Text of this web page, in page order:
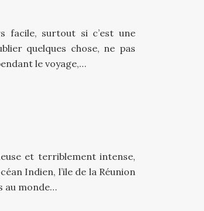
facile, surtout si c’est une
quelques chose, ne pas
le voyage,…
et terriblement intense,
Indien, l’ile de la Réunion
au monde…